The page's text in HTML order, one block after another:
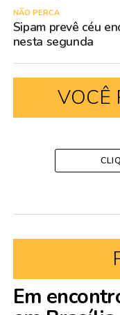
NÃO PERCA
Sipam prevê céu
nesta segunda
VOCÊ
Em